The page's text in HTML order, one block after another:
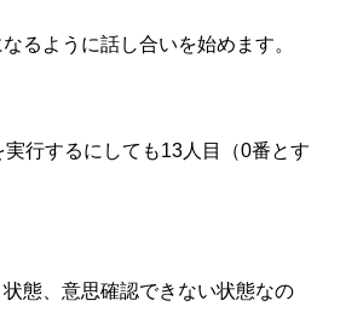
るように話し合いを始めます。
行するにしても13人目（0番とす
態、意思確認できない状態なの